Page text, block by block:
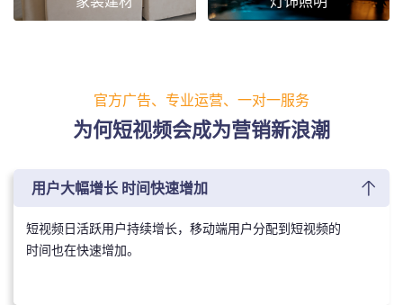
官方广告、专业运营、一对一服务
为何短视频会成为营销新浪潮
用户大幅增长 时间快速增加
短视频日活跃用户持续增长，移动端用户分配到短视频的
时间也在快速增加。